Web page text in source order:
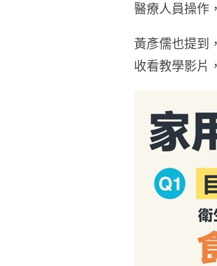
醫療人員操作
黃彥儒也提到
收看教學影片